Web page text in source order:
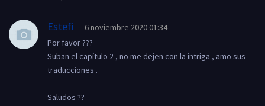
Estefi
6 noviembre 2020 01:34
Por favor ???
Suban el capítulo 2 , no me dejen con la intriga , amo sus
traducciones .
Saludos ??